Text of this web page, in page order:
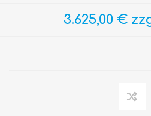
3.625,00 €